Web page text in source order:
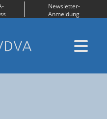
Newsletter-
Anmeldung